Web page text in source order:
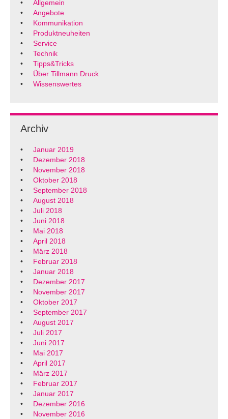
Allgemein
Angebote
Kommunikation
Produktneuheiten
Service
Technik
Tipps&Tricks
Über Tillmann Druck
Wissenswertes
Archiv
Januar 2019
Dezember 2018
November 2018
Oktober 2018
September 2018
August 2018
Juli 2018
Juni 2018
Mai 2018
April 2018
März 2018
Februar 2018
Januar 2018
Dezember 2017
November 2017
Oktober 2017
September 2017
August 2017
Juli 2017
Juni 2017
Mai 2017
April 2017
März 2017
Februar 2017
Januar 2017
Dezember 2016
November 2016